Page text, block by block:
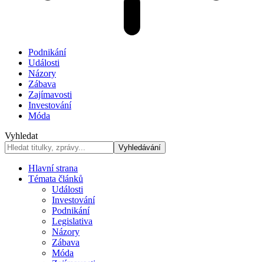
Podnikání
Události
Názory
Zábava
Zajímavosti
Investování
Móda
Vyhledat
Hlavní strana
Témata článků
Události
Investování
Podnikání
Legislativa
Názory
Zábava
Móda